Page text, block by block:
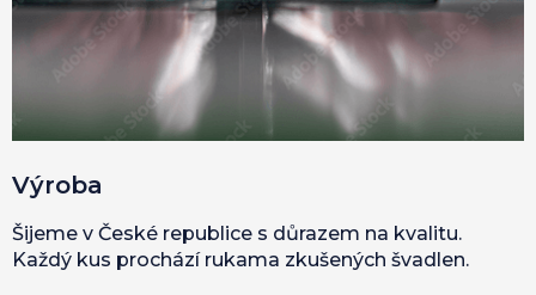
Výroba
Šijeme v České republice s důrazem na kvalitu.
Každý kus prochází rukama zkušených švadlen.